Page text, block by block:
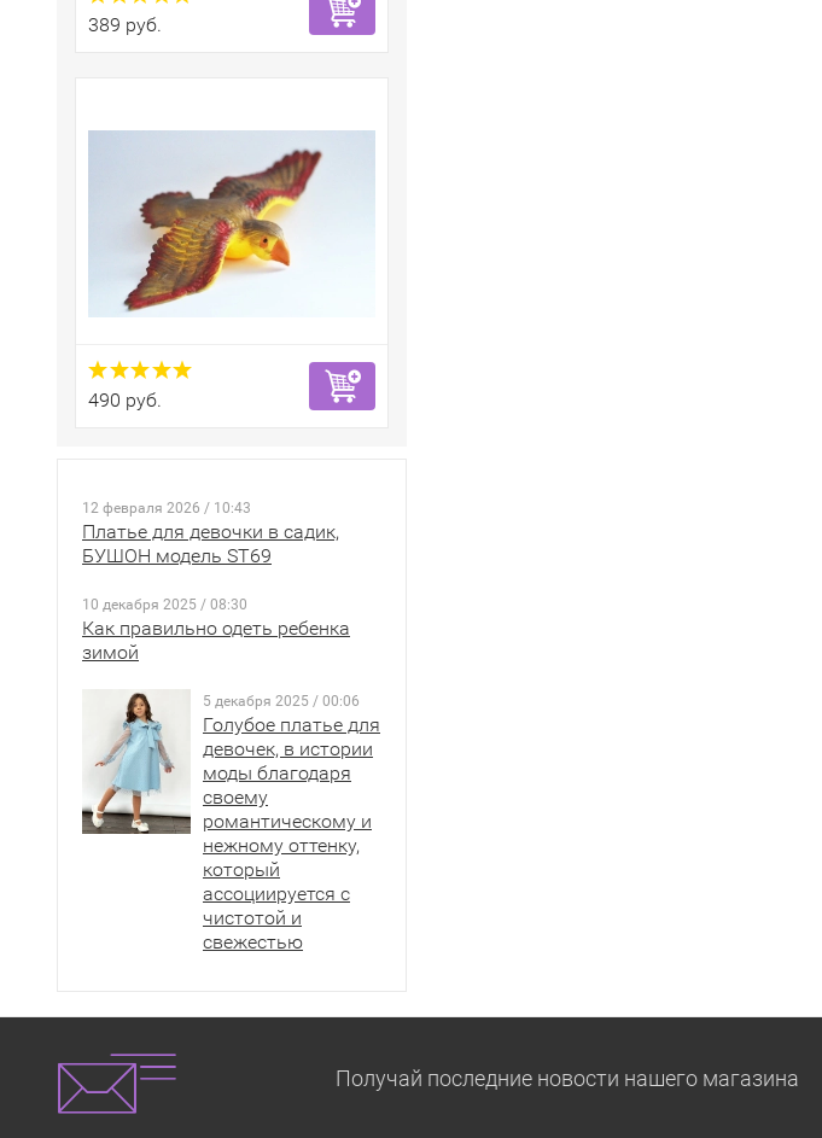
389 руб.
490 руб.
12 февраля 2026 / 10:43
Платье для девочки в садик,
БУШОН модель ST69
10 декабря 2025 / 08:30
Как правильно одеть ребенка
зимой
5 декабря 2025 / 00:06
Голубое платье для
девочек, в истории
моды благодаря
своему
романтическому и
нежному оттенку,
который
ассоциируется с
чистотой и
свежестью
Получай последние новости нашего магазина